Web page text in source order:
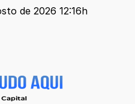
de 2026 12:16h